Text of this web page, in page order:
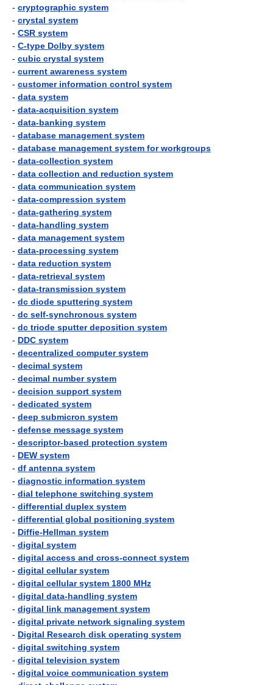
- cryptographic system
- crystal system
- CSR system
- C-type Dolby system
- cubic crystal system
- current awareness system
- customer information control system
- data system
- data-acquisition system
- data-banking system
- database management system
- database management system for workgroups
- data-collection system
- data collection and reduction system
- data communication system
- data-compression system
- data-gathering system
- data-handling system
- data management system
- data-processing system
- data reduction system
- data-retrieval system
- data-transmission system
- dc diode sputtering system
- dc self-synchronous system
- dc triode sputter deposition system
- DDC system
- decentralized computer system
- decimal system
- decimal number system
- decision support system
- dedicated system
- deep submicron system
- defense message system
- descriptor-based protection system
- DEW system
- df antenna system
- diagnostic information system
- dial telephone switching system
- differential duplex system
- differential global positioning system
- Diffie-Hellman system
- digital system
- digital access and cross-connect system
- digital cellular system
- digital cellular system 1800 MHz
- digital data-handling system
- digital link management system
- digital private network signaling system
- Digital Research disk operating system
- digital switching system
- digital television system
- digital voice communication system